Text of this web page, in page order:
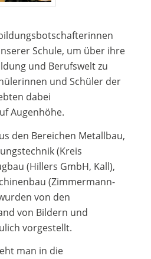
Schule, um über ihre
und Berufswelt zu
und Schüler der
dabei
Augenhöhe.
den Bereichen Metallbau,
(Kreis
(Hillers GmbH, Kall),
(Zimmermann-
von den
von Bildern und
vorgestellt.
man in die